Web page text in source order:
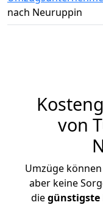
nach Neuruppin
von
Umzüge
aber keine
diegünstigste